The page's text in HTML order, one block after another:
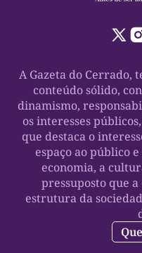
A Gazeta do Cerrado,
conteúdo sólido,
dinamismo,
os interesses
que destaca o
espaço ao público
economia, a
pressuposto que
estrutura da